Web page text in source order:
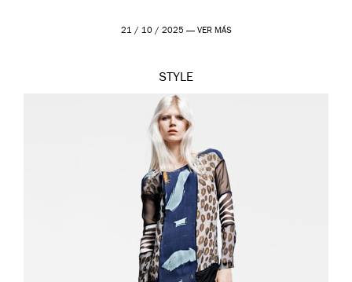
21 / 10 / 2025 — VER MÁS
STYLE